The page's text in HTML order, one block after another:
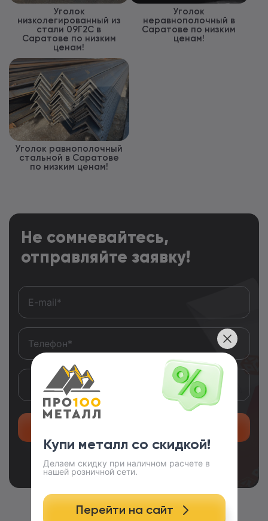
Уголок
низколегированный из
стали 09Г2С в
Саратове по низким
ценам!
Уголок
неравнополочный в
Саратове по низким
ценам!
Уголок равнополочный
стальной в Саратове
по низким ценам!
Не сомневайтесь,
отправляйте заявку!
Купи металл со скидкой!
Делаем скидку при наличном расчете в
нашей розничной сети.
Перейти на сайт